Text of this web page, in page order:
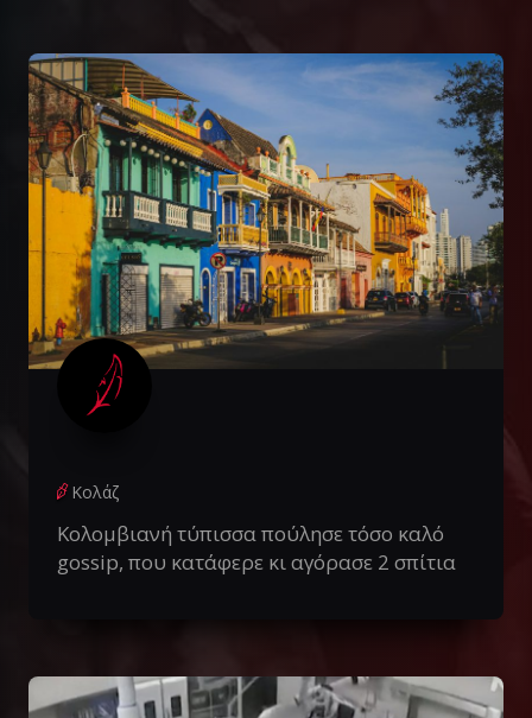
Κολάζ
Κολομβιανή τύπισσα πούλησε τόσο καλό
gossip, που κατάφερε κι αγόρασε 2 σπίτια